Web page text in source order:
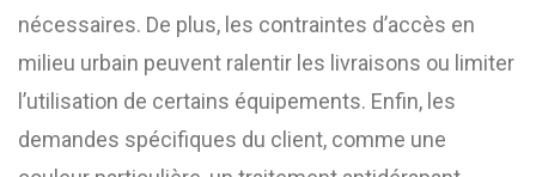
nécessaires. De plus, les contraintes d’accès en
milieu urbain peuvent ralentir les livraisons ou limiter
l’utilisation de certains équipements. Enfin, les
demandes spécifiques du client, comme une